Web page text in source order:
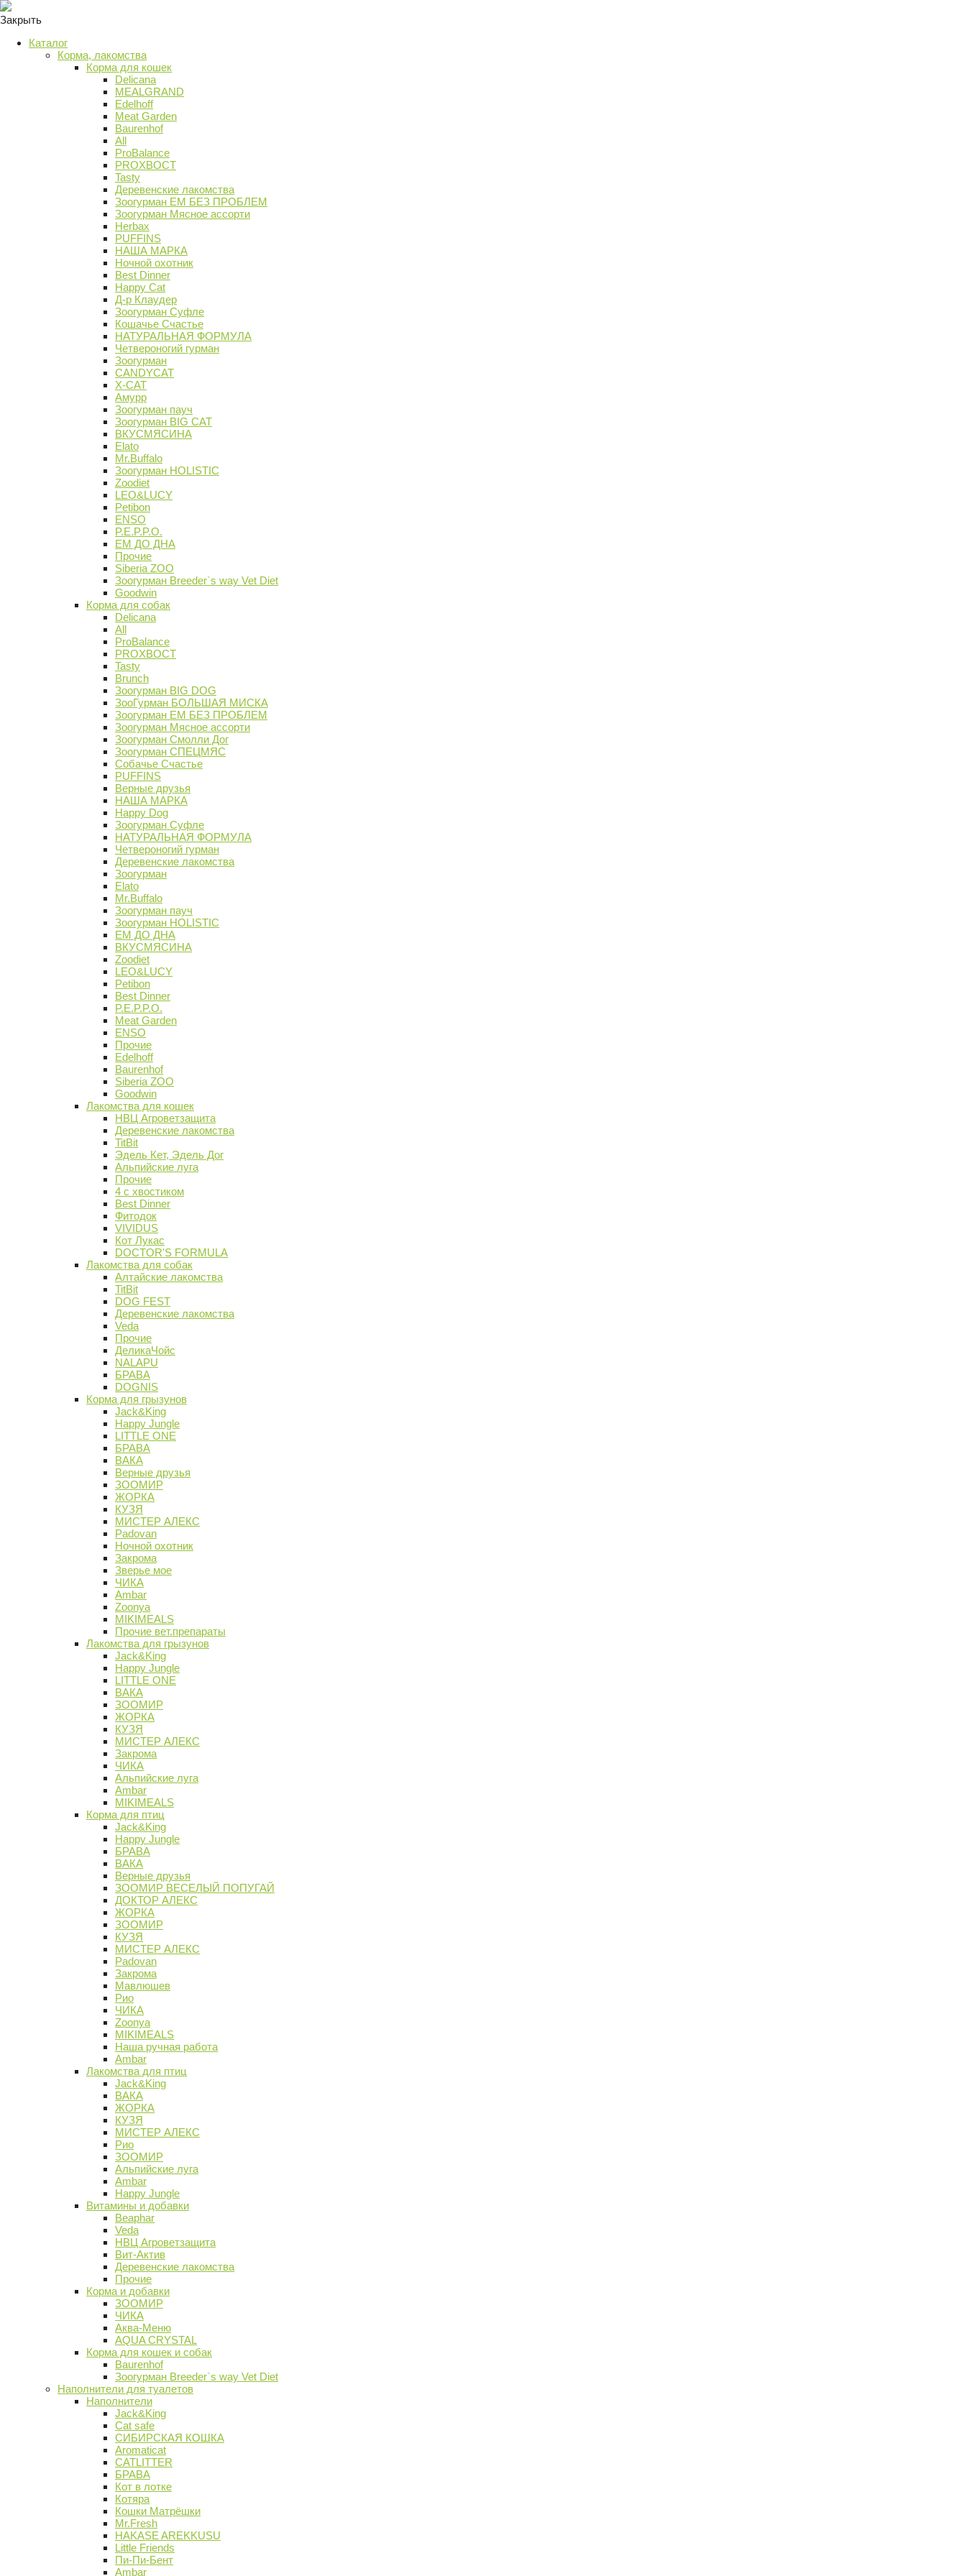
Закрыть
Каталог
Корма, лакомства
Корма для кошек
Delicana
MEALGRAND
Edelhoff
Meat Garden
Baurenhof
All
ProBalance
PROХВОСТ
Tasty
Деревенские лакомства
Зоогурман ЕМ БЕЗ ПРОБЛЕМ
Зоогурман Мясное ассорти
Herbax
PUFFINS
НАША МАРКА
Ночной охотник
Best Dinner
Happy Cat
Д-р Клаудер
Зоогурман Суфле
Кошачье Счастье
НАТУРАЛЬНАЯ ФОРМУЛА
Четвероногий гурман
Зоогурман
CANDYCAT
X-CAT
Амурр
Зоогурман пауч
Зоогурман BIG CAT
ВКУСМЯСИНА
Elato
Mr.Buffalo
Зоогурман HOLISTIC
Zoodiet
LEO&LUCY
Petibon
ENSO
P.E.P.P.O.
ЕМ ДО ДНА
Прочие
Siberia ZOO
Зоогурман Breeder`s way Vet Diet
Goodwin
Корма для собак
Delicana
All
ProBalance
PROХВОСТ
Tasty
Brunch
Зоогурман BIG DOG
ЗооГурман БОЛЬШАЯ МИСКА
Зоогурман ЕМ БЕЗ ПРОБЛЕМ
Зоогурман Мясное ассорти
Зоогурман Смолли Дог
Зоогурман СПЕЦМЯС
Собачье Счастье
PUFFINS
Верные друзья
НАША МАРКА
Happy Dog
Зоогурман Суфле
НАТУРАЛЬНАЯ ФОРМУЛА
Четвероногий гурман
Деревенские лакомства
Зоогурман
Elato
Mr.Buffalo
Зоогурман пауч
Зоогурман HOLISTIC
ЕМ ДО ДНА
ВКУСМЯСИНА
Zoodiet
LEO&LUCY
Petibon
Best Dinner
P.E.P.P.O.
Meat Garden
ENSO
Прочие
Edelhoff
Baurenhof
Siberia ZOO
Goodwin
Лакомства для кошек
НВЦ Агроветзащита
Деревенские лакомства
TitBit
Эдель Кет, Эдель Дог
Альпийские луга
Прочие
4 с хвостиком
Best Dinner
Фитодок
VIVIDUS
Кот Лукас
DOCTOR'S FORMULA
Лакомства для собак
Алтайские лакомства
TitBit
DOG FEST
Деревенские лакомства
Veda
Прочие
ДеликаЧойс
NALAPU
БРАВА
DOGNIS
Корма для грызунов
Jack&King
Happy Jungle
LITTLE ONE
БРАВА
ВАКА
Верные друзья
ЗООМИР
ЖОРКА
КУЗЯ
МИСТЕР АЛЕКС
Padovan
Ночной охотник
Закрома
Зверье мое
ЧИКА
Ambar
Zoonya
MIKIMEALS
Прочие вет.препараты
Лакомства для грызунов
Jack&King
Happy Jungle
LITTLE ONE
ВАКА
ЗООМИР
ЖОРКА
КУЗЯ
МИСТЕР АЛЕКС
Закрома
ЧИКА
Альпийские луга
Ambar
MIKIMEALS
Корма для птиц
Jack&King
Happy Jungle
БРАВА
ВАКА
Верные друзья
ЗООМИР ВЕСЕЛЫЙ ПОПУГАЙ
ДОКТОР АЛЕКС
ЖОРКА
ЗООМИР
КУЗЯ
МИСТЕР АЛЕКС
Padovan
Закрома
Мавлюшев
Рио
ЧИКА
Zoonya
MIKIMEALS
Наша ручная работа
Ambar
Лакомства для птиц
Jack&King
ВАКА
ЖОРКА
КУЗЯ
МИСТЕР АЛЕКС
Рио
ЗООМИР
Альпийские луга
Ambar
Happy Jungle
Витамины и добавки
Beaphar
Veda
НВЦ Агроветзащита
Вит-Актив
Деревенские лакомства
Прочие
Корма и добавки
ЗООМИР
ЧИКА
Аква-Меню
AQUA CRYSTAL
Корма для кошек и собак
Baurenhof
Зоогурман Breeder`s way Vet Diet
Наполнители для туалетов
Наполнители
Jack&King
Cat safe
СИБИРСКАЯ КОШКА
Aromaticat
CATLITTER
БРАВА
Кот в лотке
Котяра
Кошки Матрёшки
Mr.Fresh
HAKASE AREKKUSU
Little Friends
Пи-Пи-Бент
Ambar